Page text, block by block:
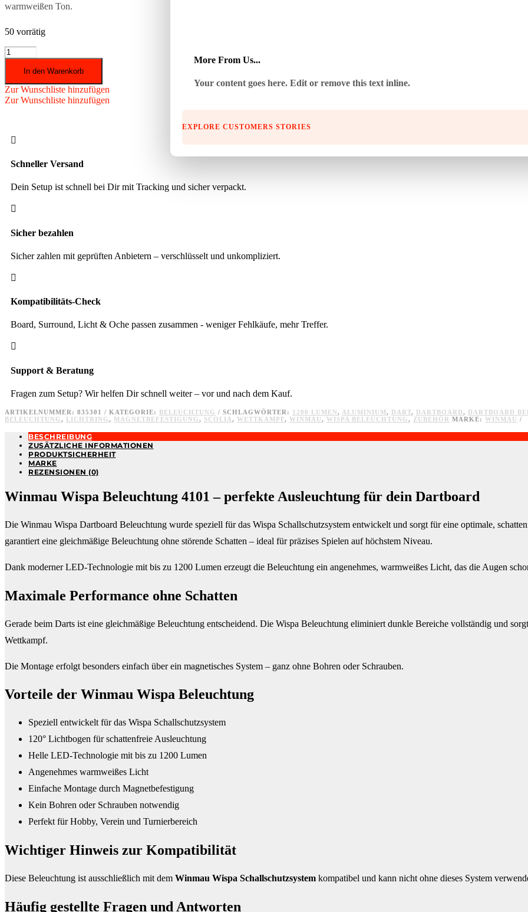
More From Us...
Your content goes here. Edit or remove this text inline.
EXPLORE CUSTOMERS STORIES
warmweißen Ton.
50 vorrätig
Beleuchtung
für
Winmau
Wispa
4101
–
Licht
schattenfrei
In den Warenkorb
Zur Wunschliste hinzufügen
Zur Wunschliste hinzufügen

Schneller Versand
Dein Setup ist schnell bei Dir mit Tracking und sicher verpackt.

Sicher bezahlen
Sicher zahlen mit geprüften Anbietern – verschlüsselt und unkompliziert.

Kompatibilitäts-Check
Board, Surround, Licht & Oche passen zusammen - weniger Fehlkäufe, mehr Treffer.

Support & Beratung
Fragen zum Setup? Wir helfen Dir schnell weiter – vor und nach dem Kauf.
ARTIKELNUMMER: 835301 KATEGORIE: BELEUCHTUNG SCHLAGWÖRTER: 1200 LUMEN, ALUMINIUM, DART, DARTBOARD, DARTBOARD
BELEUCHTUNG, LICHTRING, MAGNETBEFESTIGUNG, SCOLIA, WETTKAMPF, WINMAU, WISPA BELEUCHTUNG, ZUBEHÖR MARKE: WINMAU
BESCHREIBUNG
ZUSÄTZLICHE INFORMATIONEN
PRODUKTSICHERHEIT
MARKE
REZENSIONEN (0)
Winmau Wispa Beleuchtung 4101 – perfekte Ausleuchtung für dein Dartboard
Die Winmau Wispa Dartboard Beleuchtung wurde speziell für das Wispa Schallschutzsystem entwickelt und sorgt für eine optimale,
garantiert eine gleichmäßige Beleuchtung ohne störende Schatten – ideal für präzises Spielen auf höchstem Niveau.
Dank moderner LED-Technologie mit bis zu 1200 Lumen erzeugt die Beleuchtung ein angenehmes, warmweißes Licht, das die Augen
Maximale Performance ohne Schatten
Gerade beim Darts ist eine gleichmäßige Beleuchtung entscheidend. Die Wispa Beleuchtung eliminiert dunkle Bereiche vollständig und
Wettkampf.
Die Montage erfolgt besonders einfach über ein magnetisches System – ganz ohne Bohren oder Schrauben.
Vorteile der Winmau Wispa Beleuchtung
Speziell entwickelt für das Wispa Schallschutzsystem
120° Lichtbogen für schattenfreie Ausleuchtung
Helle LED-Technologie mit bis zu 1200 Lumen
Angenehmes warmweißes Licht
Einfache Montage durch Magnetbefestigung
Kein Bohren oder Schrauben notwendig
Perfekt für Hobby, Verein und Turnierbereich
Wichtiger Hinweis zur Kompatibilität
Diese Beleuchtung ist ausschließlich mit dem Winmau Wispa Schallschutzsystem kompatibel und kann nicht ohne dieses System
Häufig gestellte Fragen und Antworten